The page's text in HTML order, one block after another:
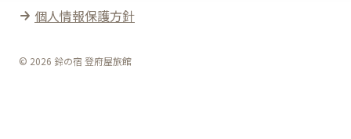
個人情報保護方針
© 2026 鈴の宿 登府屋旅館